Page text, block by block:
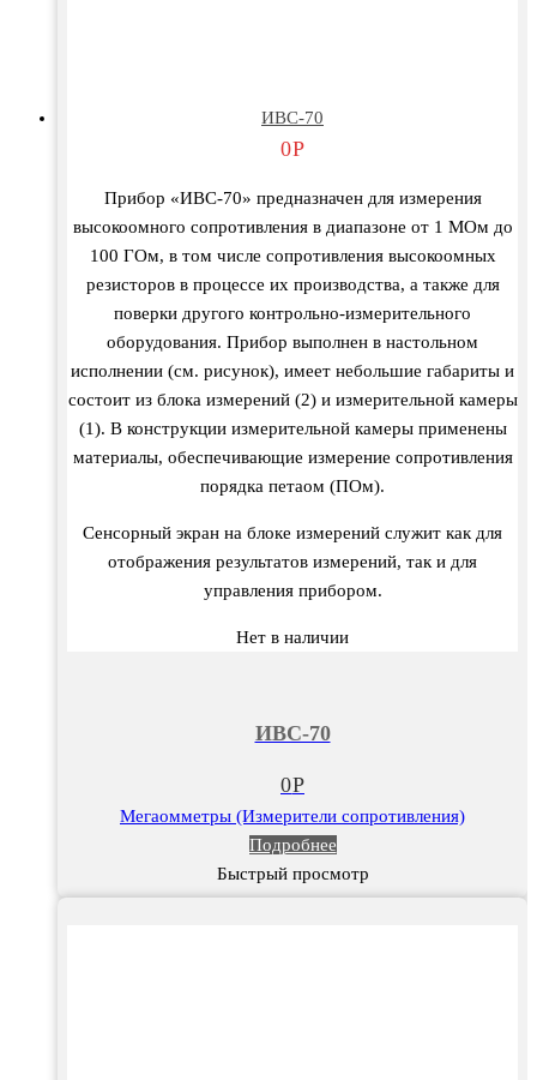
ИВС-70
0Р
Прибор «ИВС-70» предназначен для измерения
высокоомного сопротивления в диапазоне от 1 МОм до
100 ГОм, в том числе сопротивления высокоомных
резисторов в процессе их производства, а также для
поверки другого контрольно-измерительного
оборудования. Прибор выполнен в настольном
исполнении (см. рисунок), имеет небольшие габариты и
состоит из блока измерений (2) и измерительной камеры
(1). В конструкции измерительной камеры применены
материалы, обеспечивающие измерение сопротивления
порядка петаом (ПОм).
Сенсорный экран на блоке измерений служит как для
отображения результатов измерений, так и для
управления прибором.
Нет в наличии
ИВС-70
0Р
Мегаомметры (Измерители сопротивления)
Подробнее
Быстрый просмотр